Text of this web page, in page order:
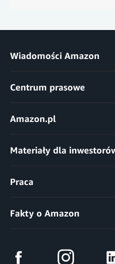
Wiadomości Amazon
Centrum prasowe
Amazon.pl
Materiały dla
Praca
Fakty o Amazon